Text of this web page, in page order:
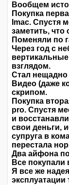
Вообщем
Покупка
Imac. Спустя
заметить,
Поменяли по
Через год с
взглядом.
Стал нещадно
Видео (даже
скрипом.
Покупка
pro. Спустя
и
свои деньги,
супруга в
перестала
Два айфона
Все покупали
Я все же
эксплуатации